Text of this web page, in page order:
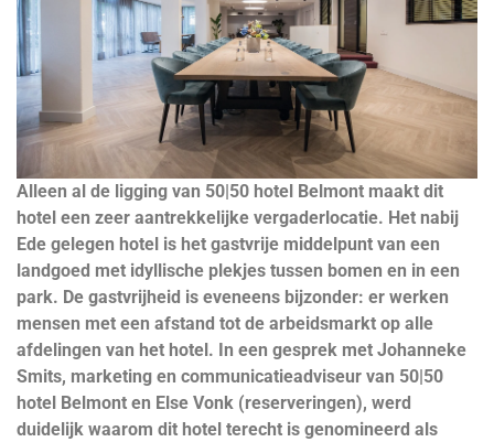
Alleen al de ligging van 50|50 hotel Belmont maakt dit
hotel een zeer aantrekkelijke vergaderlocatie. Het nabij
Ede gelegen hotel is het gastvrije middelpunt van een
landgoed met idyllische plekjes tussen bomen en in een
park. De gastvrijheid is eveneens bijzonder: er werken
mensen met een afstand tot de arbeidsmarkt op alle
afdelingen van het hotel. In een gesprek met Johanneke
Smits, marketing en communicatieadviseur van 50|50
hotel Belmont en Else Vonk (reserveringen), werd
duidelijk waarom dit hotel terecht is genomineerd als